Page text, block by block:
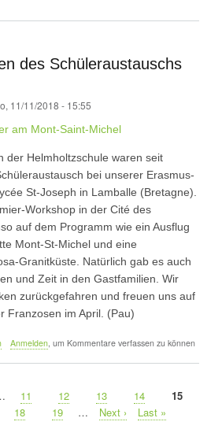
2018
des Schüleraustauschs
11/11/2018 - 15:55
der Helmholtzschule waren seit
bei unserer Erasmus-
St-Joseph in Lamballe (Bretagne).
Workshop in der Cité des
auf dem Programm wie ein Ausflug
Mont-St-Michel und eine
Granitküste. Natürlich gab es auch
und Zeit in den Gastfamilien. Wir
zurückgefahren und freuen uns auf
Franzosen im April. (Pau)
über
Schüleraustauschs
nach
Anmelden, um Kommentare verfassen zu können
Seite
11 Seite
12 Seite
13 Seite
14
Aktuelle
15
Seite
18 Seite
19 …
Nächste
Next ›
Last
Last »